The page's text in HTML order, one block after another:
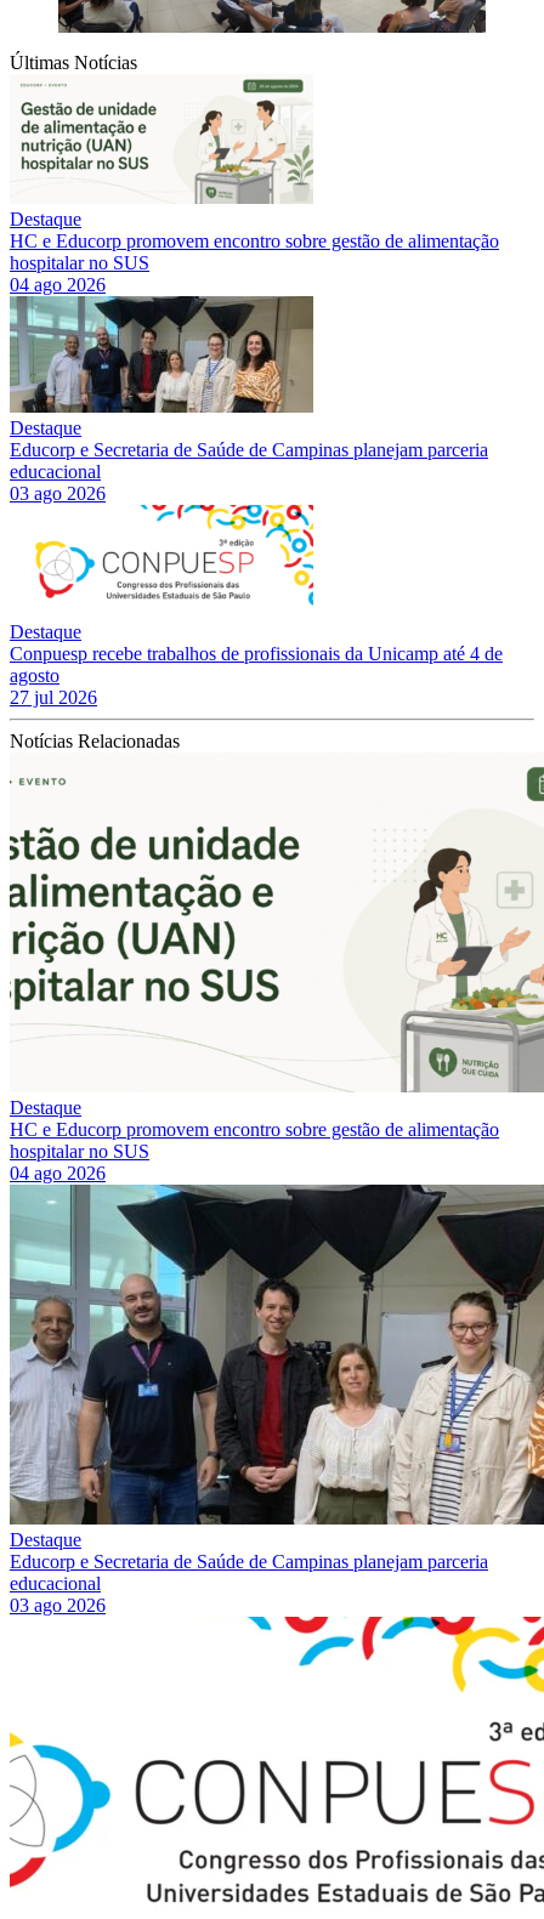
Últimas Notícias
Destaque
HC e Educorp promovem encontro sobre gestão de alimentação
hospitalar no SUS
04 ago 2026
Destaque
Educorp e Secretaria de Saúde de Campinas planejam parceria
educacional
03 ago 2026
Destaque
Conpuesp recebe trabalhos de profissionais da Unicamp até 4 de
agosto
27 jul 2026
Notícias Relacionadas
Destaque
HC e Educorp promovem encontro sobre gestão de alimentação
hospitalar no SUS
04 ago 2026
Destaque
Educorp e Secretaria de Saúde de Campinas planejam parceria
educacional
03 ago 2026